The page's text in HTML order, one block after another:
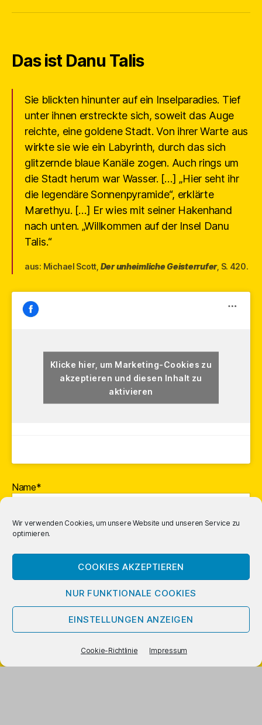
Wir verwenden Cookies, um unsere Website und unseren Service zu
optimieren.
COOKIES AKZEPTIEREN
NUR FUNKTIONALE COOKIES
EINSTELLUNGEN ANZEIGEN
Cookie-Richtlinie Impressum
Das ist Danu Talis
Sie blickten hinunter auf ein Inselparadies. Tief
unter ihnen erstreckte sich, soweit das Auge
reichte, eine goldene Stadt. Von ihrer Warte aus
wirkte sie wie ein Labyrinth, durch das sich
glitzernde blaue Kanäle zogen. Auch rings um
die Stadt herum war Wasser. […] „Hier seht ihr
die legendäre Sonnenpyramide“, erklärte
Marethyu. […] Er wies mit seiner Hakenhand
nach unten. „Willkommen auf der Insel Danu
Talis.“
aus: Michael Scott, Der unheimliche Geisterrufer, S. 420.
Klicke hier, um Marketing-Cookies zu
akzeptieren und diesen Inhalt zu
aktivieren
Name*
E-Mail-Adresse*
Mit vorstehendem Logo gekennzeichnete Links und Buchcover
sindAffiliate-Links; Amazon bezahlt uns dafür eine Provision.